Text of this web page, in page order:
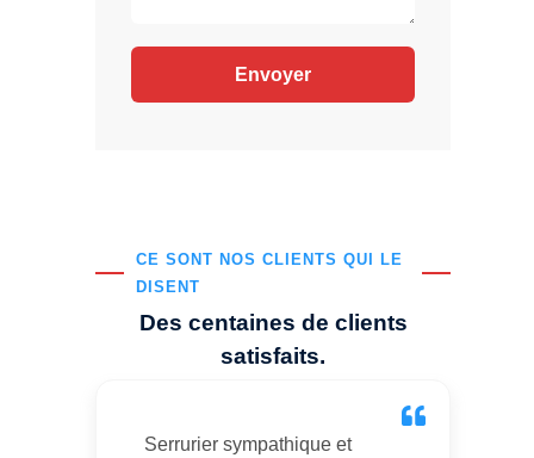
CE SONT NOS CLIENTS QUI LE
DISENT
Des centaines de clients
satisfaits.
Serrurier sympathique et